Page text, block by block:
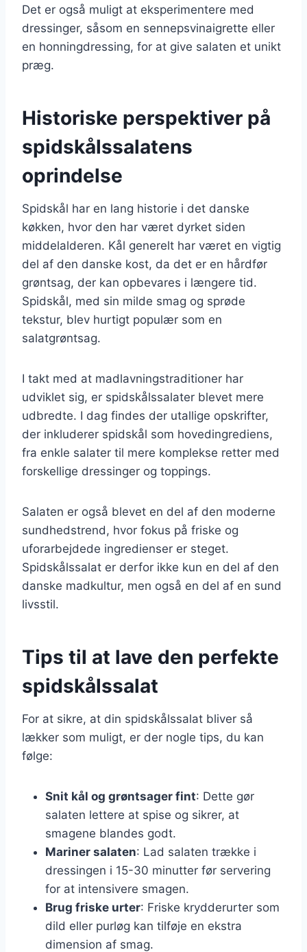
Det er også muligt at eksperimentere med
dressinger, såsom en sennepsvinaigrette eller
en honningdressing, for at give salaten et unikt
præg.
Historiske perspektiver på
spidskålssalatens
oprindelse
Spidskål har en lang historie i det danske
køkken, hvor den har været dyrket siden
middelalderen. Kål generelt har været en vigtig
del af den danske kost, da det er en hårdfør
grøntsag, der kan opbevares i længere tid.
Spidskål, med sin milde smag og sprøde
tekstur, blev hurtigt populær som en
salatgrøntsag.
I takt med at madlavningstraditioner har
udviklet sig, er spidskålssalater blevet mere
udbredte. I dag findes der utallige opskrifter,
der inkluderer spidskål som hovedingrediens,
fra enkle salater til mere komplekse retter med
forskellige dressinger og toppings.
Salaten er også blevet en del af den moderne
sundhedstrend, hvor fokus på friske og
uforarbejdede ingredienser er steget.
Spidskålssalat er derfor ikke kun en del af den
danske madkultur, men også en del af en sund
livsstil.
Tips til at lave den perfekte
spidskålssalat
For at sikre, at din spidskålssalat bliver så
lækker som muligt, er der nogle tips, du kan
følge:
Snit kål og grøntsager fint: Dette gør
salaten lettere at spise og sikrer, at
smagene blandes godt.
Mariner salaten: Lad salaten trække i
dressingen i 15-30 minutter før servering
for at intensivere smagen.
Brug friske urter: Friske krydderurter som
dild eller purløg kan tilføje en ekstra
dimension af smag.